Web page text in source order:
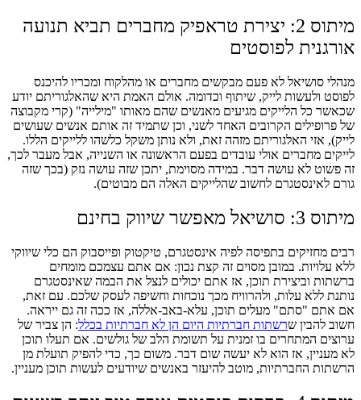
מיתוס 2: יצירת טראפיק מחברים תביא תנועה
אורגנית לפוסטים
מנהלי סושיאל לא פעם מבקשים מחברים או מהלקוח ומכריו להיכנס
לפוסט ולעשות לייק, שיתוף וכדומה. אולם האמת היא שהאלגוריתם יודע
שכאשר כל הלייקים מגיעים מאנשים שהם מאותו "מילייה" (קרי מקבוצה
של פרופילים הקרובים האחד לשני, וכן שתמיד זה אותם אנשים שעושים
לייק), אזי האלגוריתם מזהה זאת, ולא נותן משקל כלשהו ללייקים הללו.
לייקים מחברים אולי עובדים בפעם הראשונה או השנייה, אבל מעבר לכך,
זה פשוט לא עושה דבר. במידה מסוימת, יתכן שזה עושה נזק (בכך שזה
גורם לאינסטגרם לחשוב שהלייקים האלה הם מבוטים).
מיתוס 3: סושיאל מאפשר שיווק בחינם
רבים מחזיקים בתפיסה לפיה אינסטגרם, טיקטוק ופייסבוק הם כלי שיווקי
ללא עלויות. במובן מסוים זה קצת נכון: אם אתם עצמכם מומחים
ברשתות וביצירת תוכן, אז אתם יכולים לנצל את הבמה שאינסטגרם
נותנת ללא עלות, ולהרוויח מכך נוכחות וחשיפה לעסק שלכם. עם זאת,
אם אתם "סתם" מעלים תוכן, עלא-באב-אללה, אז ככה זה גם ייראה.
חשוב להבין שרשתות חברתיות היום הן לא חברתיות בכלל: הן צביר של
ערוצים המתחרים בו זמנית על תשומת הלב של גולשים. אם תעלו תוכן
לא מעניין, אז הוא לא יעשה שום דבר. משום כך, כדי להפיק תועלת מן
הרשתות החברתיות, מוטב להיעזר באנשים שיודעים לעשות תוכן מעניין.